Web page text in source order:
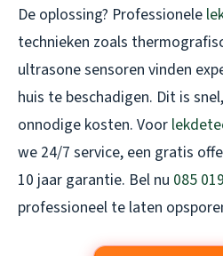
De oplossing? Professionele
technieken zoals
ultrasone sensoren vinden
huis te beschadigen. Dit is
onnodige kosten. Voor
we 24/7 service, een gratis
10 jaar garantie. Bel nu 085
professioneel te laten